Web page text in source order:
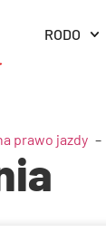
RODO
prawo jazdy